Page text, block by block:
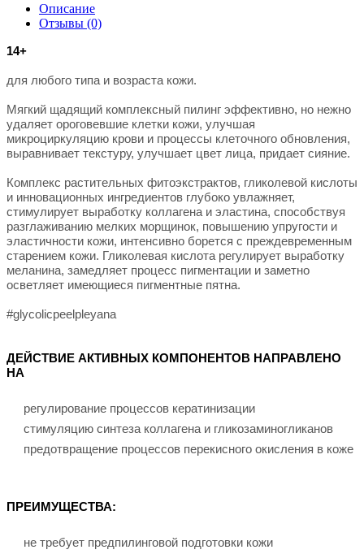
Описание
Отзывы (0)
14+
для любого типа и возраста кожи.
Мягкий щадящий комплексный пилинг эффективно, но нежно
удаляет ороговевшие клетки кожи, улучшая
микроциркуляцию крови и процессы клеточного обновления,
выравнивает текстуру, улучшает цвет лица, придает сияние.
Комплекс растительных фитоэкстрактов, гликолевой кислоты
и инновационных ингредиентов глубоко увлажняет,
стимулирует выработку коллагена и эластина, способствуя
разглаживанию мелких морщинок, повышению упругости и
эластичности кожи, интенсивно борется с преждевременным
старением кожи. Гликолевая кислота регулирует выработку
меланина, замедляет процесс пигментации и заметно
осветляет имеющиеся пигментные пятна.
#glycolicpeelpleyana
ДЕЙСТВИЕ АКТИВНЫХ КОМПОНЕНТОВ НАПРАВЛЕНО
НА
регулирование процессов кератинизации
стимуляцию синтеза коллагена и гликозаминогликанов
предотвращение процессов перекисного окисления в коже
ПРЕИМУЩЕСТВА:
не требует предпилинговой подготовки кожи